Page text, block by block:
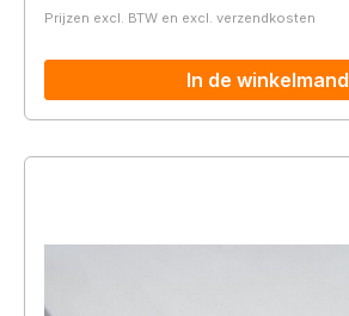
Prijzen excl. BTW en excl. verzendkosten
In de winkelmand